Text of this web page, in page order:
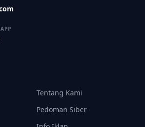
Tentang Kami
Pedoman Siber